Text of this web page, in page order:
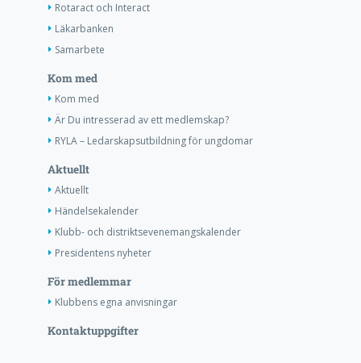
Rotaract och Interact
Läkarbanken
Samarbete
Kom med
Kom med
Är Du intresserad av ett medlemskap?
RYLA – Ledarskapsutbildning för ungdomar
Aktuellt
Aktuellt
Händelsekalender
Klubb- och distriktsevenemangskalender
Presidentens nyheter
För medlemmar
Klubbens egna anvisningar
Kontaktuppgifter